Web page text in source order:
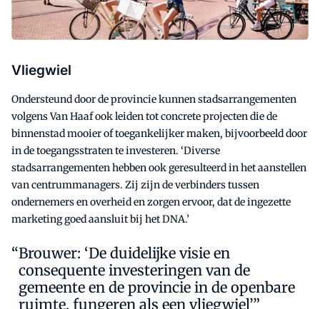
Vliegwiel
Ondersteund door de provincie kunnen stadsarrangementen
volgens Van Haaf ook leiden tot concrete projecten die de
binnenstad mooier of toegankelijker maken, bijvoorbeeld door
in de toegangsstraten te investeren. ‘Diverse
stadsarrangementen hebben ook geresulteerd in het aanstellen
van centrummanagers. Zij zijn de verbinders tussen
ondernemers en overheid en zorgen ervoor, dat de ingezette
marketing goed aansluit bij het DNA.’
Brouwer: ‘De duidelijke visie en
consequente investeringen van de
gemeente en de provincie in de openbare
ruimte, fungeren als een vliegwiel’”